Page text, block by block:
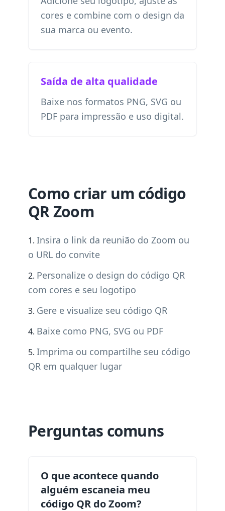
cores e combine com o design da
sua marca ou evento.
Saída de alta qualidade
Baixe nos formatos PNG, SVG ou
PDF para impressão e uso digital.
Como criar um código
QR Zoom
Insira o link da reunião do Zoom ou
o URL do convite
Personalize o design do código QR
com cores e seu logotipo
Gere e visualize seu código QR
Baixe como PNG, SVG ou PDF
Imprima ou compartilhe seu código
QR em qualquer lugar
Perguntas comuns
O que acontece quando
alguém escaneia meu
código QR do Zoom?